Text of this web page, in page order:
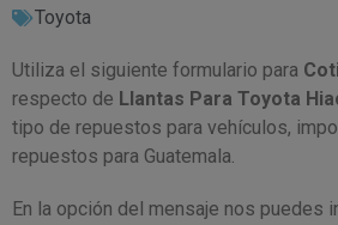
Toyota
Utiliza el siguiente formulario para
respecto de Llantas Para Toyota
tipo de repuestos para vehículos,
repuestos para Guatemala.
En la opción del mensaje nos puedes